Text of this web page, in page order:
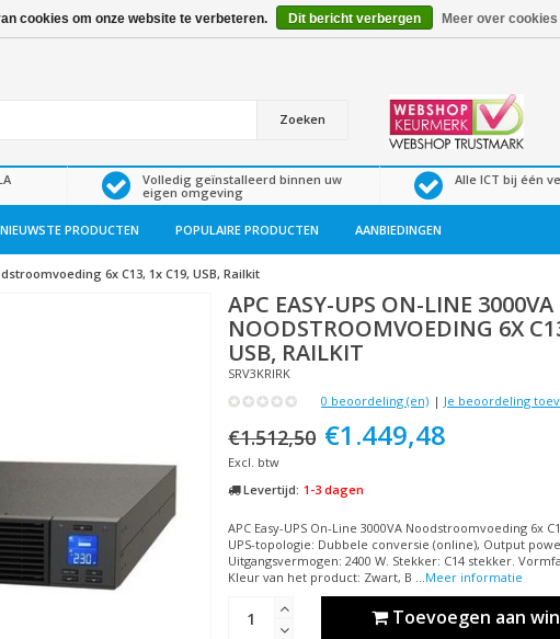
Zoeken
Volledig geïnstalleerd binnen uw
eigen omgeving
Alle ICT bij één
NIEUWSTE PRODUCTEN POPULAIRE PRODUCTEN AANBIEDINGEN
6x C13, 1x C19, USB, Railkit
APC EASY-UPS ON-LINE 3000VA
NOODSTROOMVOEDING 6X
USB, RAILKIT
SRV3KRIRK
0 beoordeling (en) | Je beoordeling
€1.512,50 €1.449,48
Excl. btw
Levertijd: 1-3 dagen
APC Easy-UPS On-Line 3000VA Noodstroomvoeding 6x
UPS-topologie: Dubbele conversie (online), Output
Uitgangsvermogen: 2400 W. Stekker: C14 stekker.
Kleur van het product: Zwart, B ...Meer informatie
Toevoegen aan
cookies om onze website te verbeteren. Dit bericht verbergen Meer over cookies